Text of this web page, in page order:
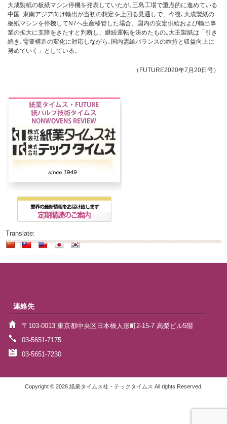
大成製紙の板紙マシン停機を発表していたが､三島工場で重点的に進めている
中国･東南アジア向け輸出が当初の想定を上回る見通しで、今後､大成製紙の
板紙マシンを停機してN7へ生産移管した場合、国内の安定供給および輸出事
業の拡大に支障をきたすと判断し、継続運転を決めたもの｡大王製紙は「引き
続き､需要構造の変化に対応しながら､国内需給バランスの維持と収益向上に
努めていく」としている。
（FUTURE2020年7月20日号）
Translate:
連絡先
〒103-0013 東京都中央区日本橋人形町2-15-7 高梨ビル5階
03-5651-7175
03-5651-7230
Copyright © 2026 紙業タイムス社・テックタイムス All rights Reserved.